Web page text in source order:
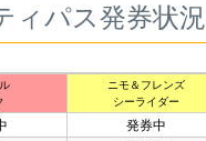
ィパス発券状況
ニモ＆フレンズ
シーライダー
発券中